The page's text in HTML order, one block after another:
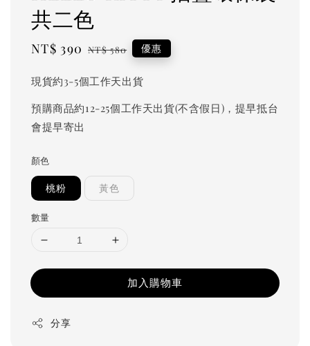
共二色
Sale
NT$ 390 Regular
NT$ 580 優惠
現貨約3-5個工作天出貨
預購商品約12-25個工作天出貨(不含假日)，提早抵台
會提早寄出
顏色
桃粉 黃色
數量
加入購物車
分享